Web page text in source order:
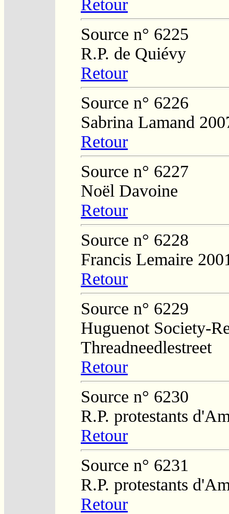
Retour
Source n° 6225
R.P. de Quiévy
Retour
Source n° 6226
Sabrina Lamand
Retour
Source n° 6227
Noël Davoine
Retour
Source n° 6228
Francis Lemaire
Retour
Source n° 6229
Huguenot Society-
Threadneedlestreet
Retour
Source n° 6230
R.P. protestants
Retour
Source n° 6231
R.P. protestants
Retour